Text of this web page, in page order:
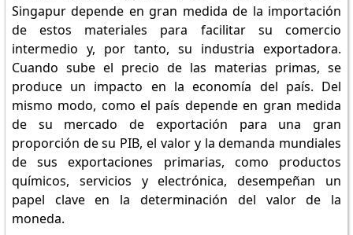
Singapur depende en gran medida de la importación
de estos materiales para facilitar su comercio
intermedio y, por tanto, su industria exportadora.
Cuando sube el precio de las materias primas, se
produce un impacto en la economía del país. Del
mismo modo, como el país depende en gran medida
de su mercado de exportación para una gran
proporción de su PIB, el valor y la demanda mundiales
de sus exportaciones primarias, como productos
químicos, servicios y electrónica, desempeñan un
papel clave en la determinación del valor de la
moneda.